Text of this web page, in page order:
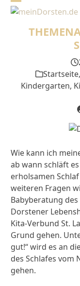
SkipOpen
mobile
Close
mobile
Startseite,
Kindergarten,
Wie kann ich
ab wann schläft
erholsamen
weiteren Fragen
Babyberatung
Dorstener
Kita-Verbund St.
Grund gehen.
gut!“ wird es an
des Schlafes vom
gehen.